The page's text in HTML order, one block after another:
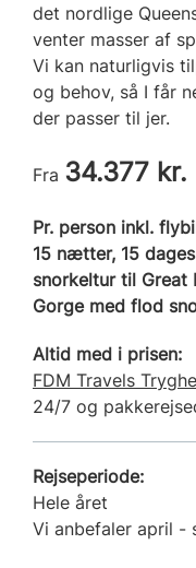
det nordlige
venter masser af
Vi kan naturligvis
og behov, så I får
der passer til jer.
Fra 34.377 kr.
Pr. person inkl.
15 nætter, 15
snorkeltur til Great
Gorge med flod
Altid med i prisen:
FDM Travels
24/7 og
Rejseperiode:
Hele året
Vi anbefaler april -